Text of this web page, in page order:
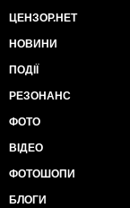
ЦЕНЗОР.НЕТ
НОВИНИ
ПОДІЇ
РЕЗОНАНС
ФОТО
ВІДЕО
ФОТОШОПИ
БЛОГИ